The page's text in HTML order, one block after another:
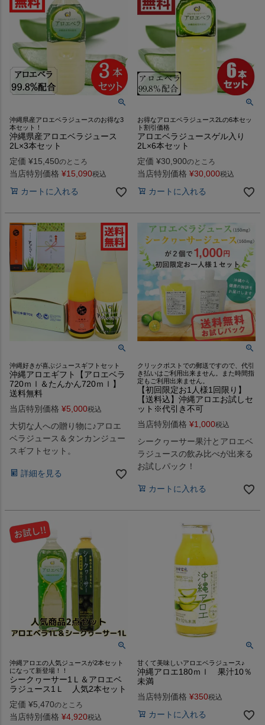
沖縄県産アロエベラジュースのお得な3
本セット！
沖縄県産アロエベラジュース
2L×3本セット
定価 ¥15,450のところ
当店特別価格 ¥15,090税込
カートに入れる
お得なアロエベラジュース2Lの6本セッ
ト割引価格
アロエベラジュースゲル入り
2L×6本セット
定価 ¥30,900のところ
当店特別価格 ¥30,000税込
カートに入れる
沖縄好きが喜ぶジュースギフトセット
沖縄アロエギフト【アロエベラ
720ｍｌ＆たんかん720ｍｌ】
送料無料
当店特別価格 ¥5,000税込
大切な人への贈り物に♪アロエ
ベラジュース＆タンカンジュー
スギフトセット。
詳細を見る
クリックポストでの郵送ですので、代引
き払いはご利用出来ません。また時間指
定もご利用出来ません。
【初回限定お1人様1回限り】
【送料込】沖縄アロエお試しセ
ット※代引き不可
当店特別価格 ¥1,000税込
シークヮーサー果汁とアロエベ
ラジュースの飲み比べが出来る
お試しパック！
カートに入れる
沖縄アロエの人気ジュースが2本セット
になって新登場！！
シークヮーサー1Ｌ＆アロエベ
ラジュース1Ｌ 人気2本セット
定価 ¥5,470のところ
当店特別価格 ¥4,920税込
甘くて美味しいアロエベラジュース♪
沖縄アロエ180ｍｌ 果汁10％
未満
当店特別価格 ¥350税込
カートに入れる